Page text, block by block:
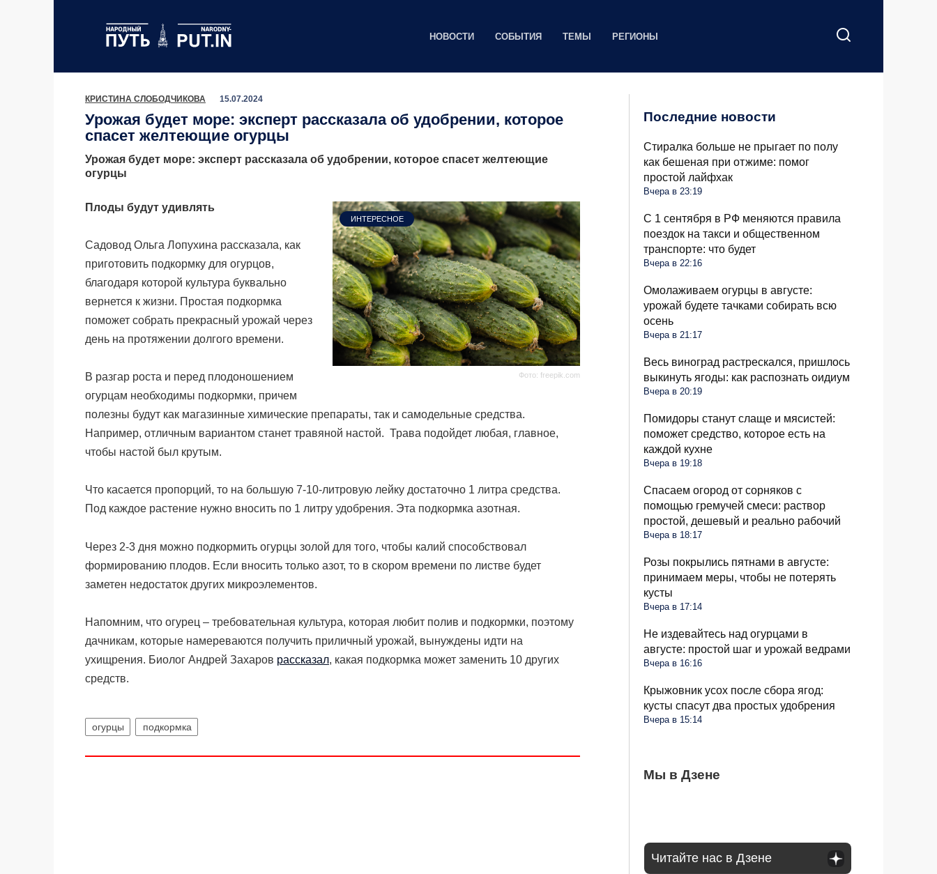
НОВОСТИ СОБЫТИЯ ТЕМЫ РЕГИОНЫ
КРИСТИНА СЛОБОДЧИКОВА 15.07.2024
Урожая будет море: эксперт рассказала об удобрении, которое
спасет желтеющие огурцы
Урожая будет море: эксперт рассказала об удобрении, которое спасет желтеющие
огурцы
Фото: freepik.com
ИНТЕРЕСНОЕ
Плоды будут удивлять
Садовод Ольга Лопухина рассказала, как
приготовить подкормку для огурцов,
благодаря которой культура буквально
вернется к жизни. Простая подкормка
поможет собрать прекрасный урожай через
день на протяжении долгого времени.
В разгар роста и перед плодоношением
огурцам необходимы подкормки, причем
полезны будут как магазинные химические препараты, так и самодельные средства.
Например, отличным вариантом станет травяной настой. Трава подойдет любая, главное,
чтобы настой был крутым.
Что касается пропорций, то на большую 7-10-литровую лейку достаточно 1 литра средства.
Под каждое растение нужно вносить по 1 литру удобрения. Эта подкормка азотная.
Через 2-3 дня можно подкормить огурцы золой для того, чтобы калий способствовал
формированию плодов. Если вносить только азот, то в скором времени по листве будет
заметен недостаток других микроэлементов.
Напомним, что огурец – требовательная культура, которая любит полив и подкормки, поэтому
дачникам, которые намереваются получить приличный урожай, вынуждены идти на
ухищрения. Биолог Андрей Захаров рассказал, какая подкормка может заменить 10 других
средств.
огурцы подкормка
Последние новости
Стиралка больше не прыгает по полу
как бешеная при отжиме: помог
простой лайфхак
Вчера в 23:19
С 1 сентября в РФ меняются правила
поездок на такси и общественном
транспорте: что будет
Вчера в 22:16
Омолаживаем огурцы в августе:
урожай будете тачками собирать всю
осень
Вчера в 21:17
Весь виноград растрескался, пришлось
выкинуть ягоды: как распознать оидиум
Вчера в 20:19
Помидоры станут слаще и мясистей:
поможет средство, которое есть на
каждой кухне
Вчера в 19:18
Спасаем огород от сорняков с
помощью гремучей смеси: раствор
простой, дешевый и реально рабочий
Вчера в 18:17
Розы покрылись пятнами в августе:
принимаем меры, чтобы не потерять
кусты
Вчера в 17:14
Не издевайтесь над огурцами в
августе: простой шаг и урожай ведрами
Вчера в 16:16
Крыжовник усох после сбора ягод:
кусты спасут два простых удобрения
Вчера в 15:14
Мы в Дзене
Стиралка больше не прыгает по полу как
бешеная при отжиме: помог простой
С 1 сентября в РФ меняются правила
Омолаживаем огурцы в августе: урожай
Читайте нас в Дзене